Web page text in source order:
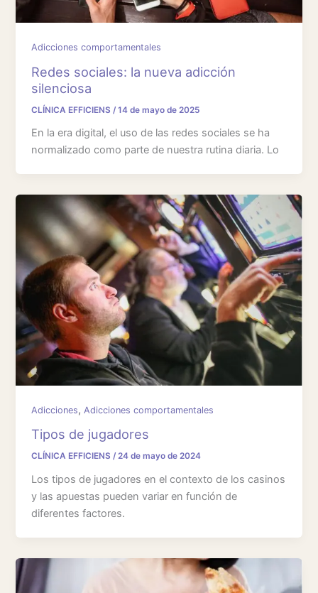
Adicciones comportamentales
Redes sociales: la nueva adicción
silenciosa
CLÍNICA EFFICIENS /14 de mayo de 2025
En la era digital, el uso de las redes sociales se ha
normalizado como parte de nuestra rutina diaria. Lo
Adicciones, Adicciones comportamentales
Tipos de jugadores
CLÍNICA EFFICIENS/24 de mayo de 2024
Los tipos de jugadores en el contexto de los casinos
y las apuestas pueden variar en función de
diferentes factores.